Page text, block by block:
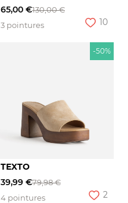
65,00 €130,00 €
3 pointures
10
-50%
TEXTO
39,99 €79,98 €
4 pointures
2